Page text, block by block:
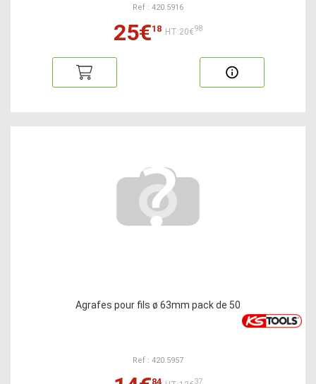
Ref : 420.5916
25€18 HT:20€98
Agrafes pour fils ø 63mm pack de 50
Ref : 420.5957
84 37